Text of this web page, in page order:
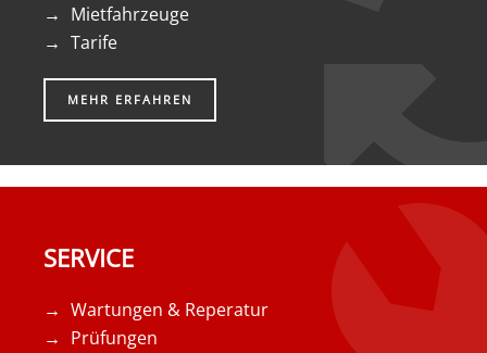
Mietfahrzeuge
Tarife
MEHR ERFAHREN
SERVICE
Wartungen & Reperatur
Prüfungen